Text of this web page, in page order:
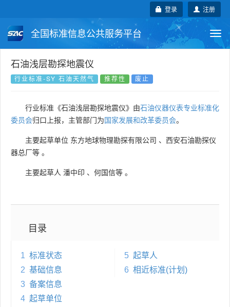
注册
登录
全国标准信息公共服务平台
国家标准
国外标准 技术委员会
石油浅层勘探地震仪
行业标准-SY 石油天然气 推荐性 废止
行业标准《石油浅层勘探地震仪》由石油仪器仪表专业标准化
委员会归口上报，主管部门为国家发展和改革委员会。
主要起草单位 东方地球物理勘探有限公司 、 西安石油勘探仪
器总厂等 。
主要起草人 潘中印 、 何国信等 。
目录
1 标准状态
2 基础信息
3 备案信息
4 起草单位
5 起草人
6 相近标准(计划)